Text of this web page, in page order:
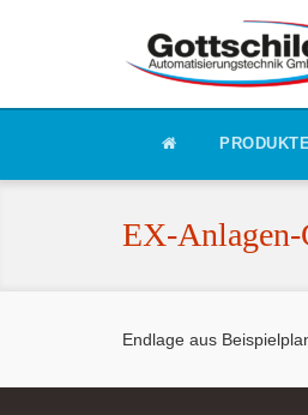
EX-Anlagen-
Endlage aus